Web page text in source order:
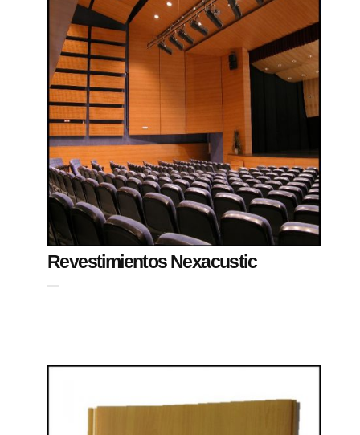
Revestimientos Nexacustic